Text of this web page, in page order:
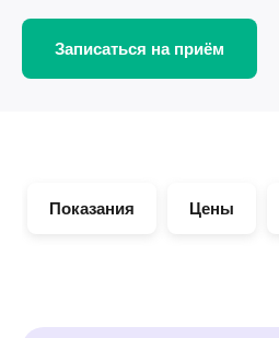
Записаться на приём
Показания Цены